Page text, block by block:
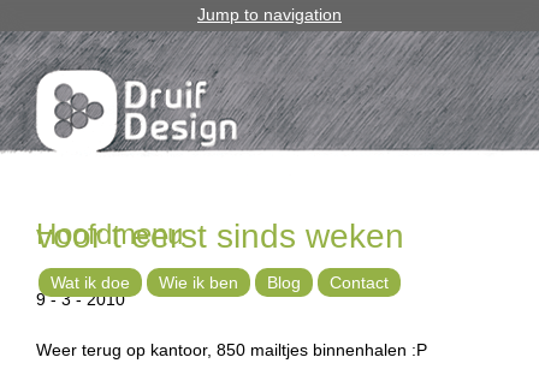
Jump to navigation
voor t eerst sinds weken
9 - 3 - 2010
Weer terug op kantoor, 850 mailtjes binnenhalen :P
Hoofdmenu
Wat ik doe Wie ik ben Blog Contact